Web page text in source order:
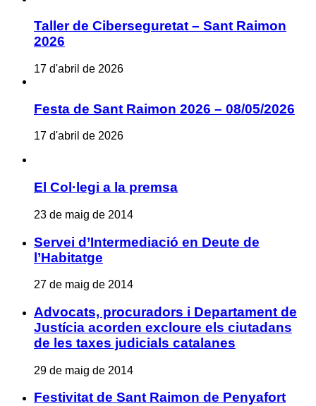
Taller de Ciberseguretat – Sant Raimon
2026
17 d'abril de 2026
Festa de Sant Raimon 2026 – 08/05/2026
17 d'abril de 2026
El Col·legi a la premsa
23 de maig de 2014
Servei d’Intermediació en Deute de
l’Habitatge
27 de maig de 2014
Advocats, procuradors i Departament de
Justícia acorden excloure els ciutadans
de les taxes judicials catalanes
29 de maig de 2014
Festivitat de Sant Raimon de Penyafort